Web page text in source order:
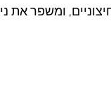
ומשפר את